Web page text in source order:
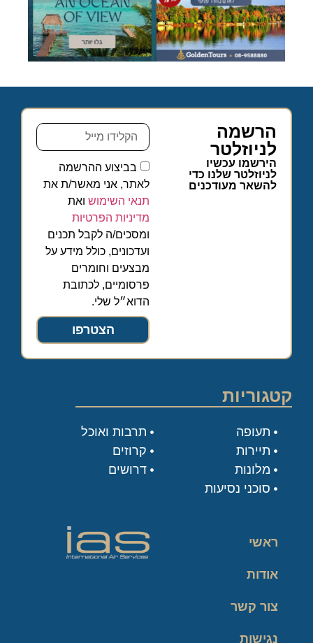
הרשמה
לניוזלטר
הירשמו עכשיו
לניוזלטר שלנו כדי
להשאר מעודכנים
בביצוע ההרשמה
לאתר, אני מאשר/ת את
תנאי השימוש ואת
מדיניות הפרטיות
ומסכים/ה לקבל תכנים
ועדכונים, כולל מידע על
מבצעים וחומרים
פרסומיים, לכתובת
הדוא״ל שלי.
הצטרפו
קטגוריות
תעופה
תיירות
מלונות
סוכני נסיעות
תרבות ואוכל
קרוזים
דרושים
ראשי
אודות
צור קשר
נגישות